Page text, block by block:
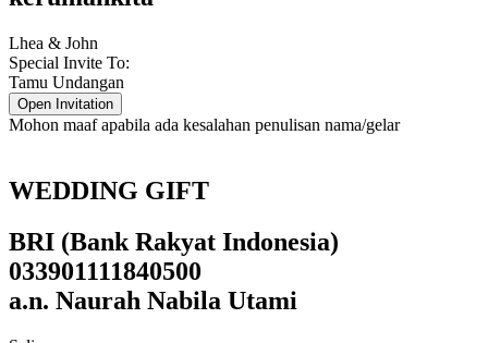
Lhea & John
Special Invite To:
Tamu Undangan
Open Invitation
Mohon maaf apabila ada kesalahan penulisan nama/gelar
WEDDING GIFT
BRI (Bank Rakyat Indonesia)
033901111840500
a.n. Naurah Nabila Utami